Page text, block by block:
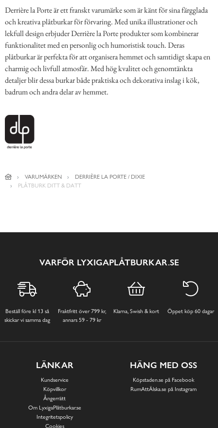
Derrière la Porte är ett franskt varumärke som är känt för sina färgglada
och kreativa plåtburkar för förvaring. Med unika illustrationer och
lekfull design erbjuder Derrière la Porte produkter som kombinerar
funktionalitet med en personlig och humoristisk touch. Deras
plåtburkar är perfekta för att organisera hemmet och samtidigt skapa en
charmig och livfull atmosfär. Med hög kvalitet och genomtänkta
detaljer blir dessa burkar både praktiska och dekorativa inslag i kök,
badrum och andra delar av hemmet.
VARUMÄRKEN
DERRIÈRE LA PORTE / DIXIE
PLÅTBURK DITT & DATT
VARFÖR LYXIGAPLÅTBURKAR.SE
Beställ före kl 13 så
skickar vi samma dag
Fraktfritt över 799 kr,
annars 59 - 79 kr
Klarna, Swish & kort Öppet köp 60 dagar
LÄNKAR
Kundservice
Köpvillkor
Ångerrätt
Om LyxigaPlåtburkar.se
Integritetspolicy
Cookies
HÄNG MED OSS
Köpstaden.se på Facebook
RumAttÄlska.se på Instagram